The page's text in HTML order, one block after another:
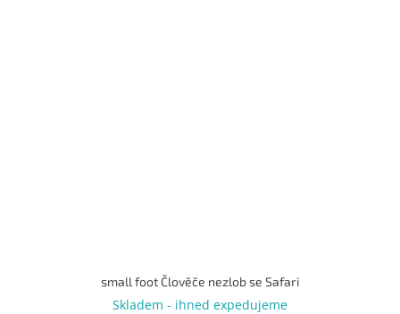
small foot Člověče nezlob se Safari
Skladem - ihned expedujeme